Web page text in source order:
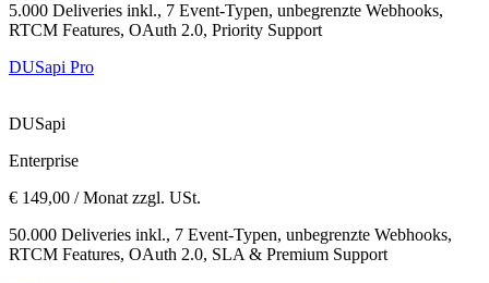
5.000 Deliveries inkl., 7 Event-Typen, unbegrenzte Webhooks,
RTCM Features, OAuth 2.0, Priority Support
DUSapi Pro
DUSapi
Enterprise
€ 149,00 / Monat zzgl. USt.
50.000 Deliveries inkl., 7 Event-Typen, unbegrenzte Webhooks,
RTCM Features, OAuth 2.0, SLA & Premium Support